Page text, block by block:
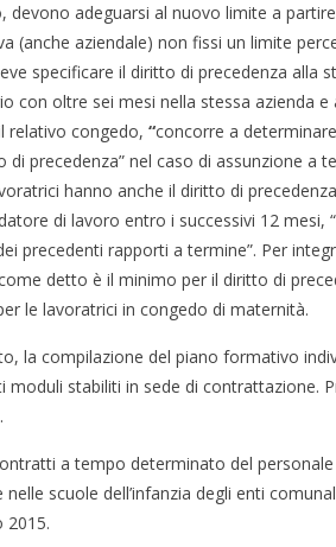
devono adeguarsi al nuovo limite a
(anche aziendale) non fissi un limite
specificare il diritto di precedenza alla
con oltre sei mesi nella stessa azienda
relativo congedo, “concorre a
di precedenza” nel caso di assunzione a
hanno anche il diritto di
di lavoro entro i successivi 12 mesi,
precedenti rapporti a termine”. Per
detto è il minimo per il diritto di
le lavoratrici in congedo di maternità.
la compilazione del piano formativo
moduli stabiliti in sede di contrattazione.
a tempo determinato del
scuole dell’infanzia degli enti
2015.